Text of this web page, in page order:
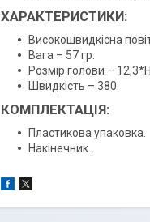
ХАРАКТЕРИСТИКИ:
Високошвидкісна
Вага – 57 гр.
Розмір голови –
Швидкість – 380.
КОМПЛЕКТАЦІЯ:
Пластикова упаковка.
Накінечник.